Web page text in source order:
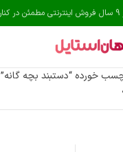
خورده “دستبند بچه گانه”